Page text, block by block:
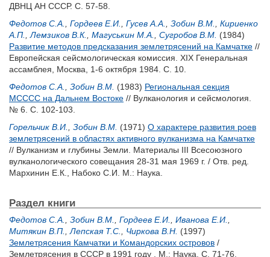
ДВНЦ АН СССР. С. 57-58.
Федотов С.А.
Гордеев Е.И. Гусев А.А. Зобин В.М.
Кириенко
А.П.
Лемзиков В.К. Магуськин М.А. Сугробов В.М. (1984)
Развитие методов предсказания землетрясений на Камчатке //
Европейская сейсмологическая комиссия. XIX Генеральная
ассамблея, Москва, 1-6 октября 1984. С. 10.
Федотов С.А.
Зобин В.М. (1983) Региональная секция
МСССС на Дальнем Востоке // Вулканология и сейсмология.
№ 6. С. 102-103.
Горельчик В.И.
Зобин В.М. (1971) О характере развития роев
землетрясений в областях активного вулканизма на Камчатке
// Вулканизм и глубины Земли. Материалы III Всесоюзного
вулканологического совещания 28-31 мая 1969 г. / Отв. ред.
Мархинин Е.К.
Набоко С.И. М.: Наука.
Раздел книги
Федотов С.А. Зобин В.М. Гордеев Е.И. Иванова Е.И.
Митякин В.П.
Лепская Т.С. Чиркова В.Н. (1997)
Землетрясения Камчатки и Командорских островов /
Землетрясения в СССР в 1991 году . М.: Наука. С. 71-76.